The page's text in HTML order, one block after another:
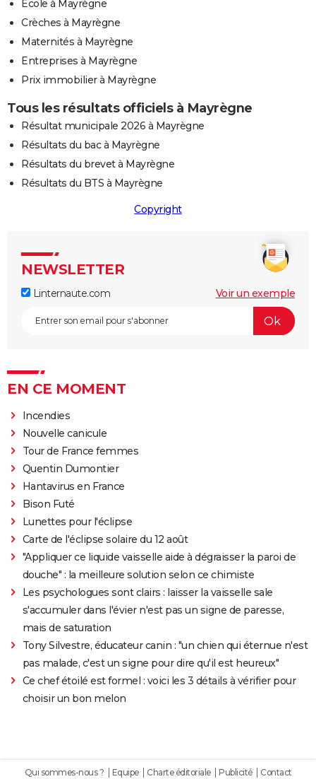
Ecole à Mayrègne
Crèches à Mayrègne
Maternités à Mayrègne
Entreprises à Mayrègne
Prix immobilier à Mayrègne
Tous les résultats officiels à Mayrègne
Résultat municipale 2026 à Mayrègne
Résultats du bac à Mayrègne
Résultats du brevet à Mayrègne
Résultats du BTS à Mayrègne
Copyright
NEWSLETTER
Linternaute.com Voir un exemple
EN CE MOMENT
Incendies
Nouvelle canicule
Tour de France femmes
Quentin Dumontier
Hantavirus en France
Bison Futé
Lunettes pour l'éclipse
Carte de l'éclipse solaire du 12 août
"Appliquer ce liquide vaisselle aide à dégraisser la paroi de
douche" : la meilleure solution selon ce chimiste
Les psychologues sont clairs : laisser la vaisselle sale
s'accumuler dans l'évier n'est pas un signe de paresse,
mais de saturation
Tony Silvestre, éducateur canin : "un chien qui éternue n'est
pas malade, c'est un signe pour dire qu'il est heureux"
Ce chef étoilé est formel : voici les 3 détails à vérifier pour
choisir un bon melon
Qui sommes-nous ? Equipe Charte éditoriale Publicité Contact